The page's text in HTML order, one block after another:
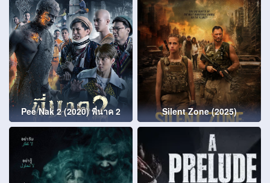
Pee Nak 2 (2020) พี่นาค 2 Silent Zone (2025)